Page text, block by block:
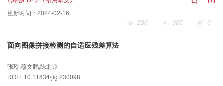
的编码网络，达成对载体图像的最小依赖，大大减小计算复杂度；为了平衡网
络深度减小所导致的网络提取能力损失，加入Sobel算子，引入载体图像的边缘
信息；在噪声层中加入缩放攻击操作，并由此去除了限制屏摄水印应用范围的
重新定义了噪声层，改进原有噪声层的设计结构，对噪声层图像扰动类型和参
结果在DIV2K（DIVerse 2K）数据集上与其他的3种方法进行了对比实验，本文
方法获得了最高的PSNR（peak signal-to-noise ratio）和SSIM（structural
更新时间： 2024-02-16
236
| 905 | 0
面向图像拼接检测的自适应残差算法
张玲,穆文鹏,陈北京
DOI：10.11834/jig.230098